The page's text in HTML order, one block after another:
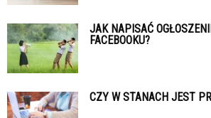
JAK NAPISAĆ
FACEBOOKU?
CZY W STANACH JEST